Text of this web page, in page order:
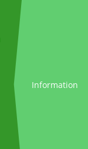
Information